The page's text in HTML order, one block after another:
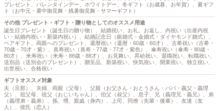
プレゼント、バレンタインデー、ホワイトデー、冬ギフト（お歳暮、お年賀）、夏ギフ
ト（お中元・暑中御見舞・残暑御見舞・サマーギフト）
その他 プレゼント・ギフト・贈り物としてのオススメ用途
誕生日プレゼント（誕生日の贈り物）、結婚祝い、お礼、お返し、内祝い（出産内祝
い・結婚内祝い・新築内祝い）、結婚記念日（銀婚式・金婚式・ダイヤモンド婚式）、
ペアギフト、両親へのプレゼント、還暦祝い（還暦・60歳・60才）、古希祝い（古希・
70歳・70才・紫）、喜寿祝い（喜寿・77歳・77才・紫色）、傘寿祝い（傘寿・80歳・
80才）、米寿祝い（米寿・88歳・88才）、お見舞い、昇給祝い、退職祝い、転職祝い、
送別品（送別会のプレゼント）、贈呈品、新築祝い、快気祝い、開業祝い、独立祝い、
出世祝い、合格祝い
ギフトオススメ対象
夫（旦那）、夫婦、両親（父母）、父親（お父さん・おとうさん・パパ・義父・義理
父）、祖父母、祖父（おじいちゃん）、伯父（叔父）、息子、兄（義理兄・義兄）、弟
（義理弟・義弟）、孫、甥、親戚（身内）、上司、同僚（先輩・後輩）、友達（友
人）、彼氏（恋人）